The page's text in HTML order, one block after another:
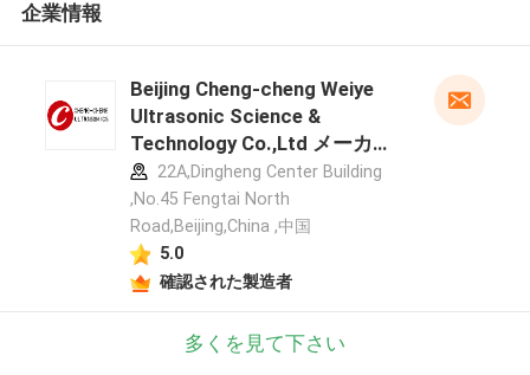
企業情報
Beijing Cheng-cheng Weiye
Ultrasonic Science &
Technology Co.,Ltd メーカー
プロフィール
22A,Dingheng Center Building
,No.45 Fengtai North
Road,Beijing,China ,中国
5.0
確認された製造者
多くを見て下さい